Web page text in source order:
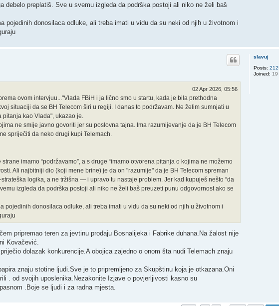
debelo preplatiš. Sve u svemu izgleda da podrška postoji ali niko ne želi baš
pojedinih donosilaca odluke, ali treba imati u vidu da su neki od njih u životnom i
slavuj
Posts:
Joined:
02 Apr 2026, 05:56
ovom intervjuu..."Vlada FBiH i ja lično smo u startu, kada je bila prethodna
situaciji da se BH Telecom širi u regiji. I danas to podržavam. Ne želim sumnjati u
kao Vlada", ukazao je.
ne smije javno govoriti jer su poslovna tajna. Ima razumijevanje da je BH Telecom
spriječiti da neko drugi kupi Telemach.
imamo “podržavamo”, a s druge “imamo otvorena pitanja o kojima ne možemo
Ali najbitniji dio (koji mene brine) je da on "razumije" da je BH Telecom spreman
logika, a ne tržišna — i upravo tu nastaje problem. Jer kad kupuješ nešto “da
izgleda da podrška postoji ali niko ne želi baš preuzeti punu odgovornost ako se
donosilaca odluke, ali treba imati u vidu da su neki od njih u životnom i
pripremao teren za jevtinu prodaju Bosnalijeka i Fabrike duhana.Na žalost nije
Kovačević.
dolazak konkurencije.A obojica zajedno o onom šta nudi Telemach znaju
znaju stotine ljudi.Sve je to pripremljeno za Skupštinu koja je otkazana.Oni
. od svojih uposlenika.Nezakonite Izjave o povjerljivosti kasno su
.Boje se ljudi i za radna mjesta.